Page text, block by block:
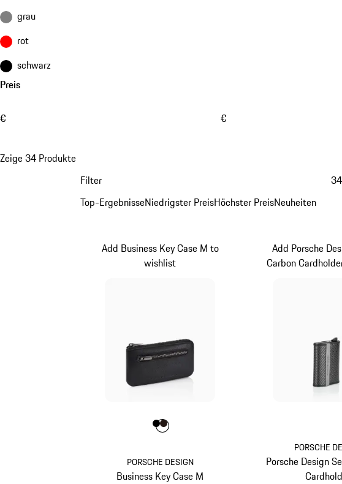
grau
rot
schwarz
Preis
€ €
Zeige 34 Produkte
Filter
Top-ErgebnisseNiedrigster PreisHöchster PreisNeuheiten
PORSCHE DESIGN
Business Key Case M
Add Business Key Case M to
wishlist
Farbe
FarbeFarbe
PORSCHE
Porsche Design
Add Porsche
Carbon